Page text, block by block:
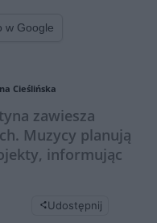
w Google
Cieślińska
zawiesza
Muzycy planują
informując
Udostępnij